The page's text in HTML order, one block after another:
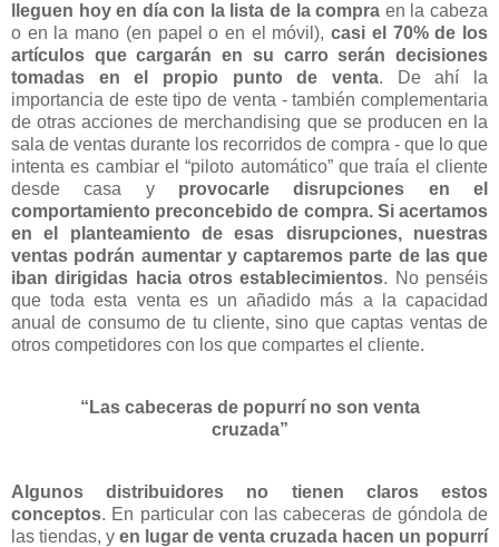
lleguen hoy en día con la lista de la compra en la cabeza
o en la mano (en papel o en el móvil),casi el 70% de los
artículos que cargarán en su carro serán decisiones
tomadas en el propio punto de venta. De ahí la
importancia de este tipo de venta - también complementaria
de otras acciones de merchandising que se producen en la
sala de ventas durante los recorridos de compra - que lo que
intenta es cambiar el “piloto automático” que traía el cliente
desde casa y provocarle disrupciones en el
comportamiento preconcebido de compra. Si acertamos
en el planteamiento de esas disrupciones, nuestras
ventas podrán aumentar y captaremos parte de las que
iban dirigidas hacia otros establecimientos. No penséis
que toda esta venta es un añadido más a la capacidad
anual de consumo de tu cliente, sino que captas ventas de
otros competidores con los que compartes el cliente.
“Las cabeceras de popurrí no son venta
cruzada”
Algunos distribuidores no tienen claros estos
conceptos. En particular con las cabeceras de góndola de
las tiendas, y en lugar de venta cruzada hacen un popurrí